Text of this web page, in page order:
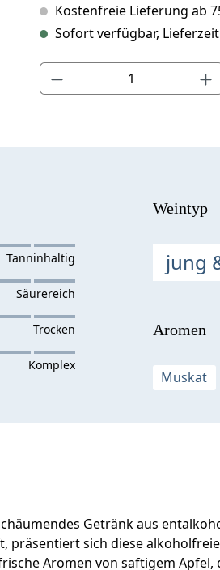
Kostenfreie Lieferung ab
Sofort verfügbar,
Produkt Anzahl: Gib den
Weintyp
jung
Aromen
Muskat
Getränk aus
präsentiert sich diese
Aromen von saftigem